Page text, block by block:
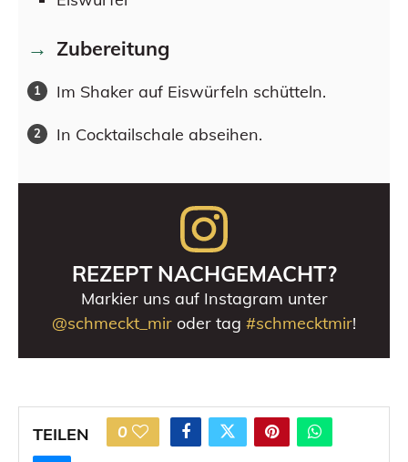
Zubereitung
Im Shaker auf Eiswürfeln schütteln.
In Cocktailschale abseihen.
REZEPT NACHGEMACHT?
Markier uns auf Instagram unter
@schmeckt_mir oder tag #schmecktmir!
TEILEN 0